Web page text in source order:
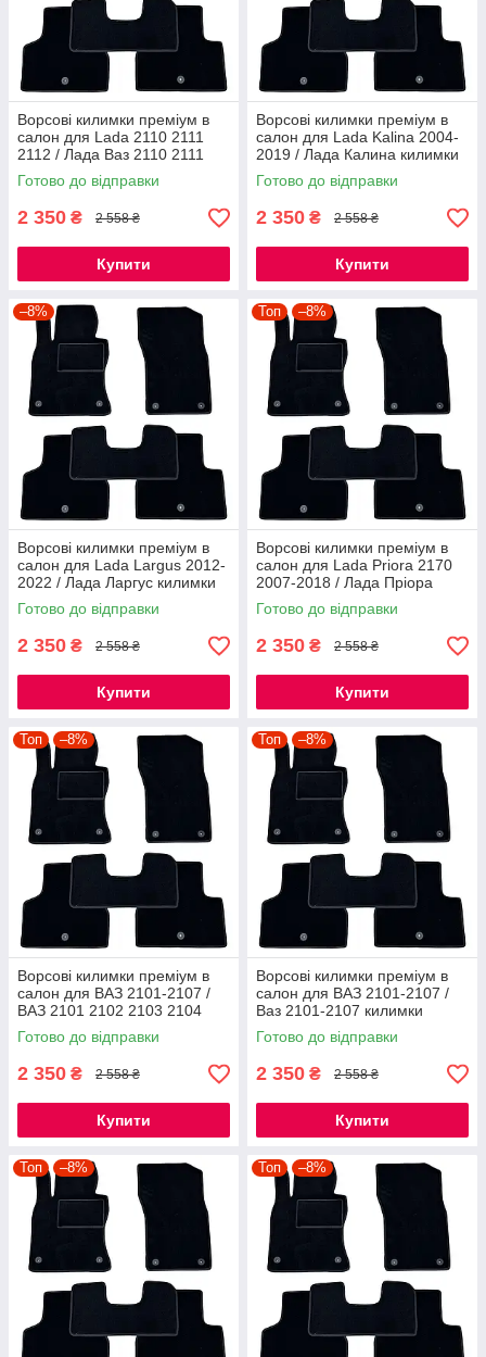
Ворсові килимки преміум в
салон для Lada 2110 2111
2112 / Лада Ваз 2110 2111
2112 килимки
Готово до відправки
2 350 ₴ 2 558 ₴
Купити
Ворсові килимки преміум в
салон для Lada Kalina 2004-
2019 / Лада Калина килимки
Готово до відправки
2 350 ₴ 2 558 ₴
Купити
–8%
Ворсові килимки преміум в
салон для Lada Largus 2012-
2022 / Лада Ларгус килимки
Готово до відправки
2 350 ₴ 2 558 ₴
Купити
Топ –8%
Ворсові килимки преміум в
салон для Lada Priora 2170
2007-2018 / Лада Пріора
2170 килимки
Готово до відправки
2 350 ₴ 2 558 ₴
Купити
Топ –8%
Ворсові килимки преміум в
салон для ВАЗ 2101-2107 /
ВАЗ 2101 2102 2103 2104
2105 2106 2107 килимки
Готово до відправки
2 350 ₴ 2 558 ₴
Купити
Топ –8%
Ворсові килимки преміум в
салон для ВАЗ 2101-2107 /
Ваз 2101-2107 килимки
Готово до відправки
2 350 ₴ 2 558 ₴
Купити
Топ –8% Топ –8%